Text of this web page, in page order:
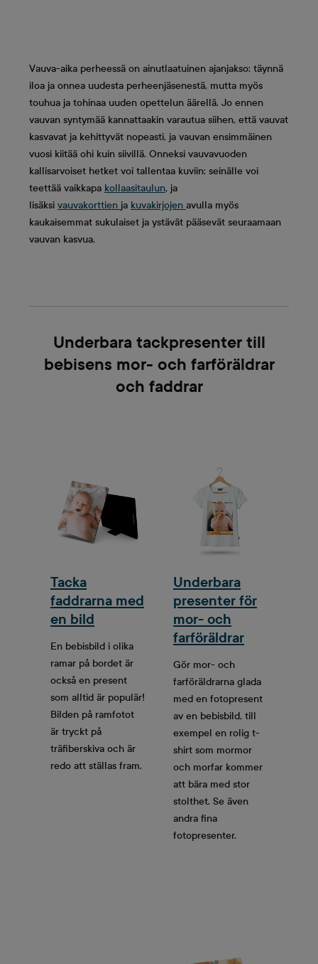
Vauva-aika perheessä on ainutlaatuinen ajanjakso: täynnä
iloa ja onnea uudesta perheenjäsenestä, mutta myös
touhua ja tohinaa uuden opettelun äärellä. Jo ennen
vauvan syntymää kannattaakin varautua siihen, että vauvat
kasvavat ja kehittyvät nopeasti, ja vauvan ensimmäinen
vuosi kiitää ohi kuin siivillä. Onneksi vauvavuoden
kallisarvoiset hetket voi tallentaa kuviin: seinälle voi
teettää vaikkapa kollaasitaulun, ja
lisäksi vauvakorttien ja kuvakirjojen avulla myös
kaukaisemmat sukulaiset ja ystävät pääsevät seuraamaan
vauvan kasvua.
Underbara tackpresenter till
bebisens mor- och farföräldrar
och faddrar
Tacka
faddrarna med
en bild
En bebisbild i olika
ramar på bordet är
också en present
som alltid är populär!
Bilden på ramfotot
är tryckt på
träfiberskiva och är
redo att ställas fram.
Underbara
presenter för
mor- och
farföräldrar
Gör mor- och
farföräldrarna glada
med en fotopresent
av en bebisbild, till
exempel en rolig t-
shirt som mormor
och morfar kommer
att bära med stor
stolthet. Se även
andra fina
fotopresenter.